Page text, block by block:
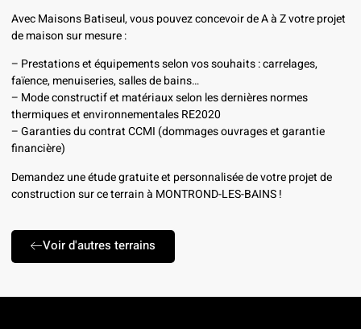
Avec Maisons Batiseul, vous pouvez concevoir de A à Z votre projet
de maison sur mesure :
– Prestations et équipements selon vos souhaits : carrelages,
faïence, menuiseries, salles de bains…
– Mode constructif et matériaux selon les dernières normes
thermiques et environnementales RE2020
– Garanties du contrat CCMI (dommages ouvrages et garantie
financière)
Demandez une étude gratuite et personnalisée de votre projet de
construction sur ce terrain à MONTROND-LES-BAINS !
Voir d'autres terrains